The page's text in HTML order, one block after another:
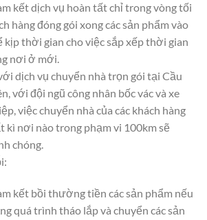
kết dịch vụ hoàn tất chỉ trong vòng tối
hàng đóng gói xong các sản phẩm vào
kịp thời gian cho việc sắp xếp thời gian
nơi ở mới.
dịch vụ chuyển nhà trọn gói tại Cầu
với đội ngũ công nhân bốc vác và xe
việc chuyển nhà của các khách hàng
nơi nào trong phạm vi 100km sẽ
chóng.
kết bồi thường tiền các sản phẩm nếu
quá trình tháo lắp và chuyển các sản